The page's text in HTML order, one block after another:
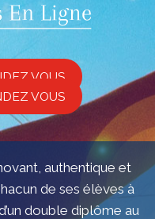
VOUS
VOUS
authentique et
de ses élèves à
double diplôme au